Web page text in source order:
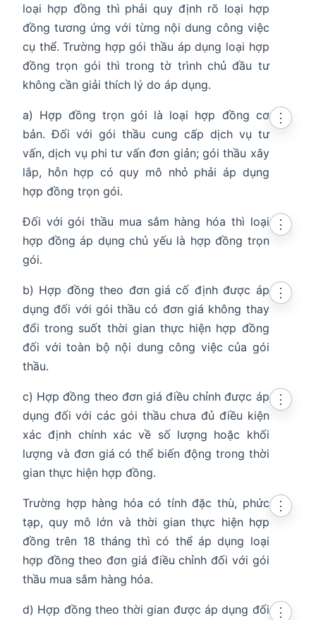
loại hợp đồng thì phải quy định rõ loại hợp
đồng tương ứng với từng nội dung công việc
cụ thể. Trường hợp gói thầu áp dụng loại hợp
đồng trọn gói thì trong tờ trình chủ đầu tư
không cần giải thích lý do áp dụng.
a) Hợp đồng trọn gói là loại hợp đồng cơ
bản. Đối với gói thầu cung cấp dịch vụ tư
vấn, dịch vụ phi tư vấn đơn giản; gói thầu xây
lắp, hỗn hợp có quy mô nhỏ phải áp dụng
hợp đồng trọn gói.
⋮
Đối với gói thầu mua sắm hàng hóa thì loại
hợp đồng áp dụng chủ yếu là hợp đồng trọn
gói.
⋮
b) Hợp đồng theo đơn giá cố định được áp
dụng đối với gói thầu có đơn giá không thay
đổi trong suốt thời gian thực hiện hợp đồng
đối với toàn bộ nội dung công việc của gói
thầu.
⋮
c) Hợp đồng theo đơn giá điều chỉnh được áp
dụng đối với các gói thầu chưa đủ điều kiện
xác định chính xác về số lượng hoặc khối
lượng và đơn giá có thể biến động trong thời
gian thực hiện hợp đồng.
⋮
Trường hợp hàng hóa có tính đặc thù, phức
tạp, quy mô lớn và thời gian thực hiện hợp
đồng trên 18 tháng thì có thể áp dụng loại
hợp đồng theo đơn giá điều chỉnh đối với gói
thầu mua sắm hàng hóa.
⋮
d) Hợp đồng theo thời gian được áp dụng đối ⋮